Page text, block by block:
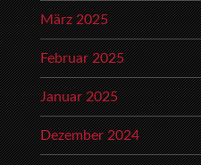
März 2025
Februar 2025
Januar 2025
Dezember 2024